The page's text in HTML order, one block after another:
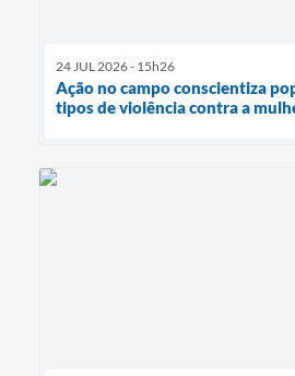
24 JUL 2026 - 15h26
Ação no campo conscientiza
tipos de violência contra a